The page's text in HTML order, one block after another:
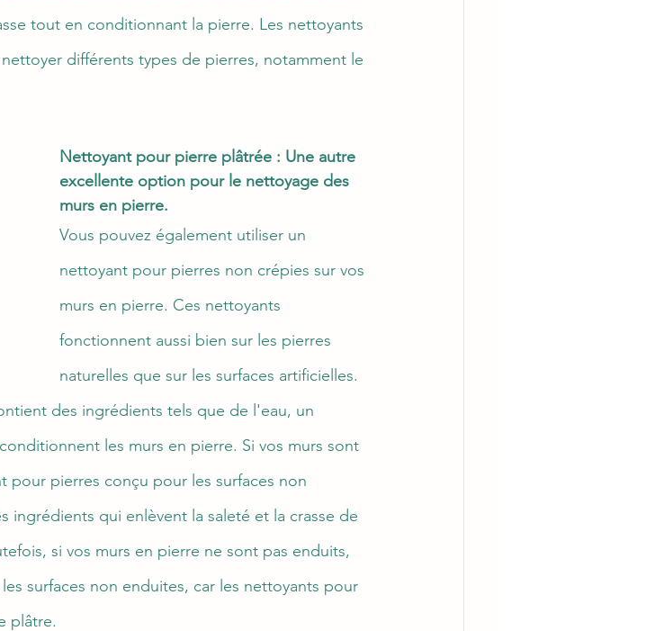
tout en conditionnant la pierre. Les nettoyants
différents types de pierres, notamment le
Nettoyant pour pierre plâtrée : Une autre
excellente option pour le nettoyage des
murs en pierre.
Vous pouvez également utiliser un
nettoyant pour pierres non crépies sur vos
murs en pierre. Ces nettoyants
fonctionnent aussi bien sur les pierres
naturelles que sur les surfaces artificielles.
des ingrédients tels que de l'eau, un
les murs en pierre. Si vos murs sont
pour pierres conçu pour les surfaces non
ingrédients qui enlèvent la saleté et la crasse de
si vos murs en pierre ne sont pas enduits,
surfaces non enduites, car les nettoyants pour
plâtre.